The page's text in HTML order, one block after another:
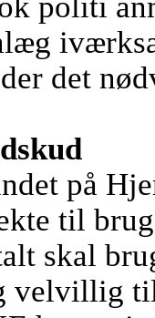
det
på
til
skal
velvillig